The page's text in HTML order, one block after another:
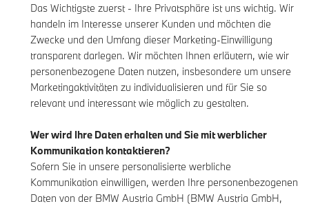
Das Wichtigste zuerst - Ihre Privatsphäre ist uns wichtig. Wir
handeln im Interesse unserer Kunden und möchten die
Zwecke und den Umfang dieser Marketing-Einwilligung
transparent darlegen. Wir möchten Ihnen erläutern, wie wir
personenbezogene Daten nutzen, insbesondere um unsere
Marketingaktivitäten zu individualisieren und für Sie so
relevant und interessant wie möglich zu gestalten.
Wer wird Ihre Daten erhalten und Sie mit werblicher
Kommunikation kontaktieren?
Sofern Sie in unsere personalisierte werbliche
Kommunikation einwilligen, werden Ihre personenbezogenen
Daten von der BMW Austria GmbH (BMW Austria GmbH,